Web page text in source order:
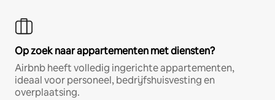
Op zoek naar appartementen met diensten?
Airbnb heeft volledig ingerichte appartementen,
ideaal voor personeel, bedrijfshuisvesting en
overplaatsing.